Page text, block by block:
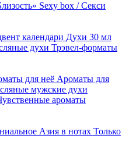
Sexy box / Секси
календари Духи 30 мл
духи Трэвел-форматы
для неё Ароматы для
мужские духи
ароматы
Азия в нотах Только